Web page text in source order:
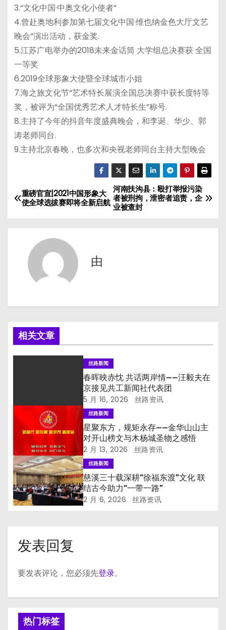
3.“文化中国·中奥文化小使者”
4.曾赴奥地利参加第七届文化中国·维也纳金色大厅文艺
晚会”演出活动，获金奖.
5.江苏广电举办的2018未来金话筒 大学组总决赛获 全国
一等奖
6.2019全球形象大使暨全球城市小姐
7.海之旅文化节“艺术特长展演全国总决赛中获长度特等
奖，被评为“全国优秀艺术人才特长生”称号.
8.主持了今年的抖音年度盛典晚会，和李诞、华少、郭
涛老师同台.
9.主持北京春晚，也多次和央视老师同台主持大型晚会
文
航
河南扶沟县：殴打举报污染
者被刑拘，泄密者追责，企
业被查封
重磅官宣|2021中国形象大
使全球选拔赛即将全新启航
由
相关文章
丝路新闻
春晖映赤忱 共话两岸情——汪毅夫在
京接见共工新闻社代表团
5 月 16, 2026 丝路资讯
丝路新闻
星聚东方，规矩永存——金华山山主
对开山榜文与木杨城圣物之感悟
2 月 13, 2026 丝路资讯
丝路新闻
慈溪三十载深耕“徐福东渡”文化 联
结古今助力“一带一路”
2 月 6, 2026 丝路资讯
发表回复
要发表评论，您必须先登录。
热门标签